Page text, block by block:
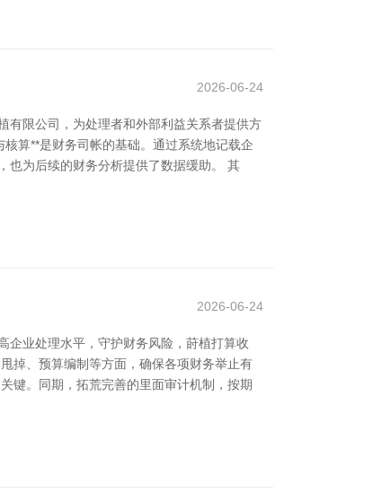
2026-06-24
有限公司，为处理者和外部利益关系者提供方
算**是财务司帐的基础。通过系统地记载企
也为后续的财务分析提供了数据缓助。 其
2026-06-24
企业处理水平，守护财务风险，莳植打算收
掉、预算编制等方面，确保各项财务举止有
键。同期，拓荒完善的里面审计机制，按期